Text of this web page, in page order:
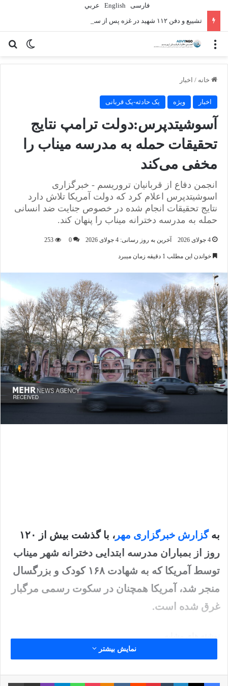
فارسی English
عربي
تشییع و دفن ۱۱۲ شهید در غزه پس از سه سال
تغییر منو
خانه / اخبار
اخبار ویژه یک حادثه-یک قربانی
آسوشیتدپرس:دولت ترامپ نتایج
تحقیقات حمله به مدرسه میناب را
مخفی می‌کند
انجمن دفاع از قربانیان تروریسم - خبرگزاری
اسوشیتدپرس اعلام کرد که دولت آمریکا تلاش دارد
نتایج تحقیقات انجام شده در خصوص جنایت ضد انسانی
حمله به مدرسه دخترانه میناب را پنهان کند.
4 جولای 2026 آخرین به روز رسانی: 4 جولای 2026 0
253
خواندن این مطلب 1 دقیقه زمان میبرد
بهگزارش خبرگزاری مهر
، با گذشت بیش از ۱۲۰
روز از بمباران مدرسه ابتدایی دخترانه شهر میناب
توسط آمریکا که به شهادت ۱۶۸ کودک و بزرگسال
منجر شد، آمریکا همچنان در سکوت رسمی مرگبار
غرق شده است.
نمایش بیشتر
فیس بوک X لینکدین‫تامبلر‫پین‌ترست
‫رددیت‫VKontakte
‫Odnoklassniki
پاکتواتس آپ تلگراموایبر اشتراک گذاری از طریق ایمیل